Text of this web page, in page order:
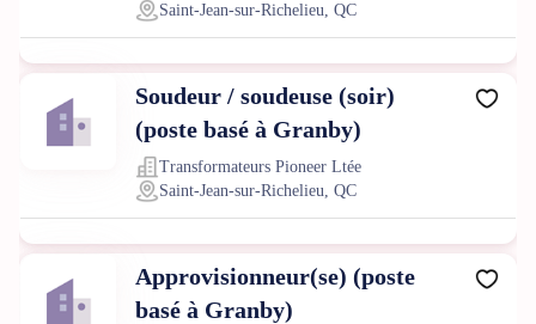
Saint-Jean-sur-Richelieu, QC
Soudeur / soudeuse (soir)
(poste basé à Granby)
Transformateurs Pioneer Ltée
Saint-Jean-sur-Richelieu, QC
Approvisionneur(se) (poste
basé à Granby)